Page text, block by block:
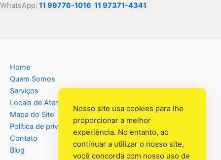
WhatsApp: 11 99776-1016 11 97371-4341
Home
Quem Somos
Serviços
Locais de Atendimento
Mapa do Site
Política de privacidade
Contato
Blog
Nosso site usa cookies para lhe
proporcionar a melhor
experiência. No entanto, ao
continuar a utilizar o nosso site,
você concorda com nosso uso de